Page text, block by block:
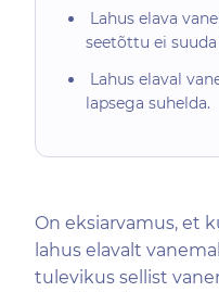
Lahus elava
seetõttu ei
Lahus elaval
lapsega suhelda.
On eksiarvamus, et
lahus elavalt
tulevikus sellist